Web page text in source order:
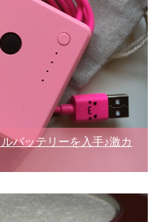
バッテリーを入手♪激カ